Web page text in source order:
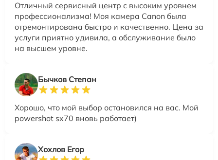
Отличный сервисный центр с высоким уровнем
профессионализма! Моя камера Canon была
отремонтирована быстро и качественно. Цена за
услуги приятно удивила, а обслуживание было
на высшем уровне.
Бычков Степан
Хорошо, что мой выбор остановился на вас. Мой
powershot sx70 вновь работает)
Хохлов Егор